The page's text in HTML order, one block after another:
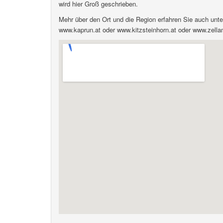
wird hier Groß geschrieben.
Mehr über den Ort und die Region erfahren Sie auch
www.kaprun.at oder www.kitzsteinhorn.at oder